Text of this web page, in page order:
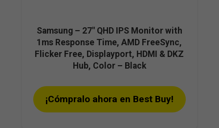
Samsung – 27″ QHD IPS Monitor with
1ms Response Time, AMD FreeSync,
Flicker Free, Displayport, HDMI & DKZ
Hub, Color – Black
¡Cómpralo ahora en Best Buy!